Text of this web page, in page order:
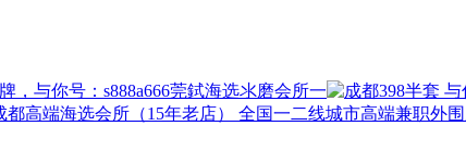
莞鉽海选氺磨会所一